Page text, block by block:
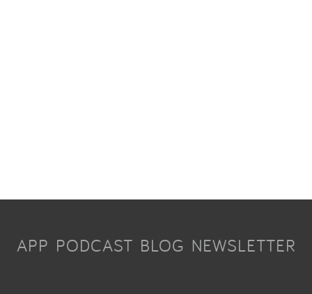
APP PODCAST BLOG NEWSLETTER